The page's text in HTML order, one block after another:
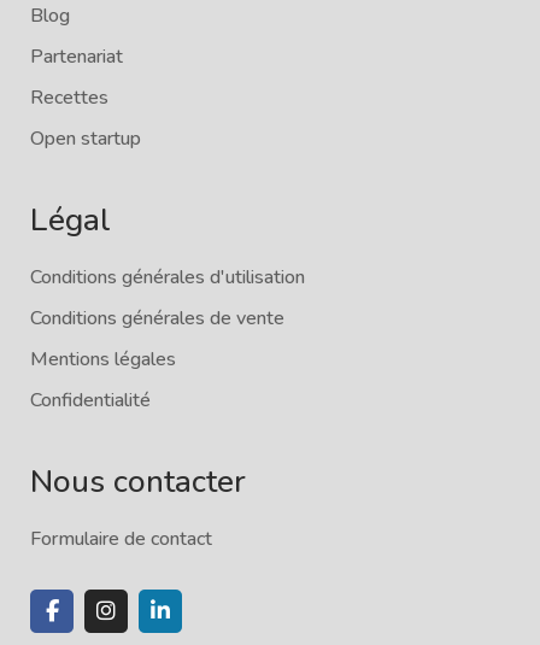
Blog
Partenariat
Recettes
Open startup
Légal
Conditions générales d'utilisation
Conditions générales de vente
Mentions légales
Confidentialité
Nous contacter
Formulaire de contact